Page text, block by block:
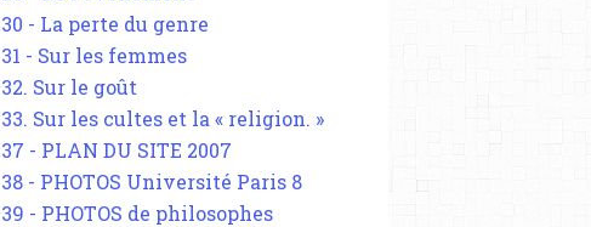
30 - La perte du genre
31 - Sur les femmes
32. Sur le goût
33. Sur les cultes et la « religion. »
37 - PLAN DU SITE 2007
38 - PHOTOS Université Paris 8
39 - PHOTOS de philosophes